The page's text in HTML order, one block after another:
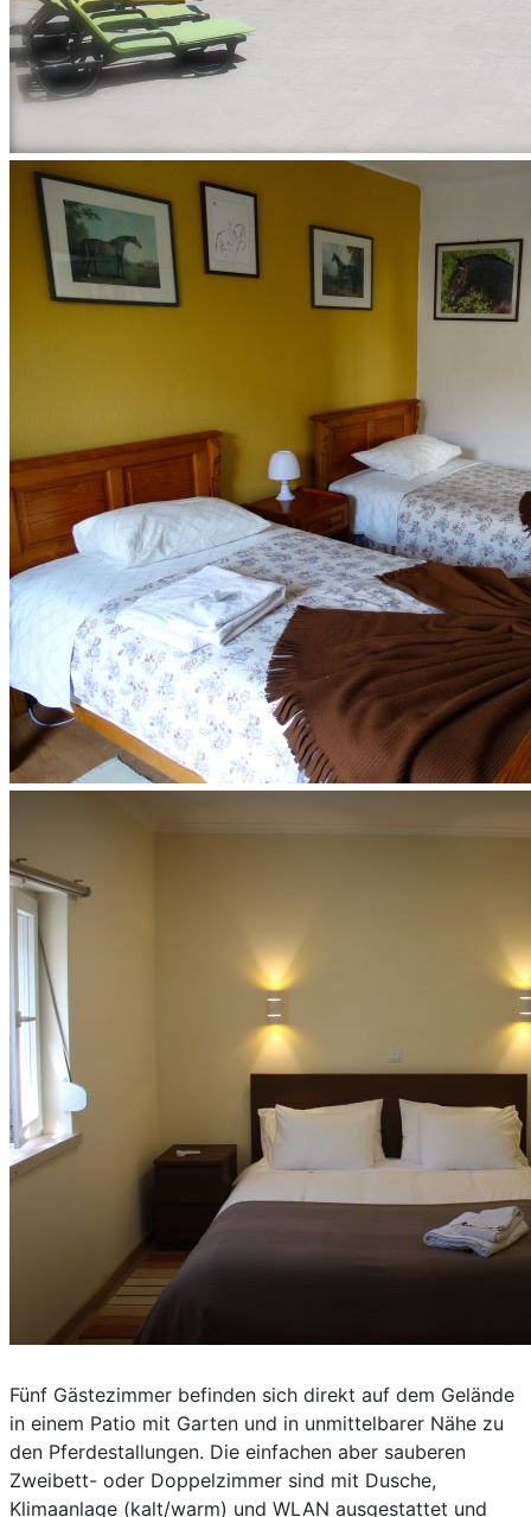
Fünf Gästezimmer befinden sich direkt auf dem Gelände
in einem Patio mit Garten und in unmittelbarer Nähe zu
den Pferdestallungen. Die einfachen aber sauberen
Zweibett- oder Doppelzimmer sind mit Dusche,
Klimaanlage (kalt/warm) und WLAN ausgestattet und